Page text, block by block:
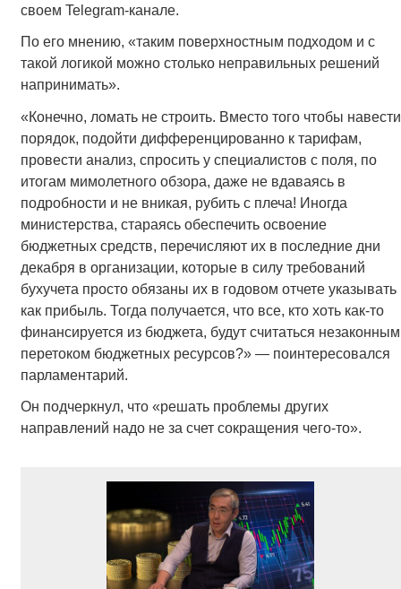
своем Telegram-канале.
По его мнению, «таким поверхностным подходом и с
такой логикой можно столько неправильных решений
напринимать».
«Конечно, ломать не строить. Вместо того чтобы навести
порядок, подойти дифференцированно к тарифам,
провести анализ, спросить у специалистов с поля, по
итогам мимолетного обзора, даже не вдаваясь в
подробности и не вникая, рубить с плеча! Иногда
министерства, стараясь обеспечить освоение
бюджетных средств, перечисляют их в последние дни
декабря в организации, которые в силу требований
бухучета просто обязаны их в годовом отчете указывать
как прибыль. Тогда получается, что все, кто хоть как-то
финансируется из бюджета, будут считаться незаконным
перетоком бюджетных ресурсов?» — поинтересовался
парламентарий.
Он подчеркнул, что «решать проблемы других
направлений надо не за счет сокращения чего-то».